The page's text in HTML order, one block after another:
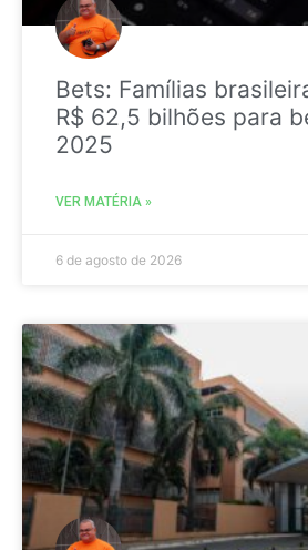
Bets: Famílias
R$ 62,5 bilhões para
2025
VER MATÉRIA »
6 de agosto de 2026